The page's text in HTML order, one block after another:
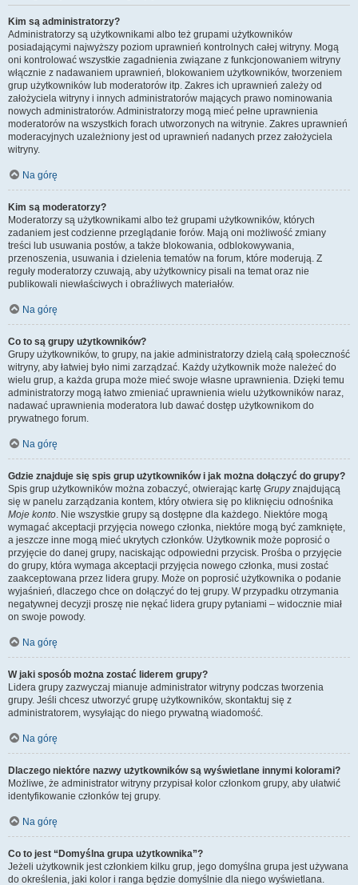
Kim są administratorzy?
Administratorzy są użytkownikami albo też grupami użytkowników
posiadającymi najwyższy poziom uprawnień kontrolnych całej witryny. Mogą
oni kontrolować wszystkie zagadnienia związane z funkcjonowaniem witryny
włącznie z nadawaniem uprawnień, blokowaniem użytkowników, tworzeniem
grup użytkowników lub moderatorów itp. Zakres ich uprawnień zależy od
założyciela witryny i innych administratorów mających prawo nominowania
nowych administratorów. Administratorzy mogą mieć pełne uprawnienia
moderatorów na wszystkich forach utworzonych na witrynie. Zakres uprawnień
moderacyjnych uzależniony jest od uprawnień nadanych przez założyciela
witryny.
Na górę
Kim są moderatorzy?
Moderatorzy są użytkownikami albo też grupami użytkowników, których
zadaniem jest codzienne przeglądanie forów. Mają oni możliwość zmiany
treści lub usuwania postów, a także blokowania, odblokowywania,
przenoszenia, usuwania i dzielenia tematów na forum, które moderują. Z
reguły moderatorzy czuwają, aby użytkownicy pisali na temat oraz nie
publikowali niewłaściwych i obraźliwych materiałów.
Na górę
Co to są grupy użytkowników?
Grupy użytkowników, to grupy, na jakie administratorzy dzielą całą społeczność
witryny, aby łatwiej było nimi zarządzać. Każdy użytkownik może należeć do
wielu grup, a każda grupa może mieć swoje własne uprawnienia. Dzięki temu
administratorzy mogą łatwo zmieniać uprawnienia wielu użytkowników naraz,
nadawać uprawnienia moderatora lub dawać dostęp użytkownikom do
prywatnego forum.
Na górę
Gdzie znajduje się spis grup użytkowników i jak można dołączyć do grupy?
Spis grup użytkowników można zobaczyć, otwierając kartę Grupyznajdującą
się w panelu zarządzania kontem, który otwiera się po kliknięciu odnośnika
Moje konto. Nie wszystkie grupy są dostępne dla każdego. Niektóre mogą
wymagać akceptacji przyjęcia nowego członka, niektóre mogą być zamknięte,
a jeszcze inne mogą mieć ukrytych członków. Użytkownik może poprosić o
przyjęcie do danej grupy, naciskając odpowiedni przycisk. Prośba o przyjęcie
do grupy, która wymaga akceptacji przyjęcia nowego członka, musi zostać
zaakceptowana przez lidera grupy. Może on poprosić użytkownika o podanie
wyjaśnień, dlaczego chce on dołączyć do tej grupy. W przypadku otrzymania
negatywnej decyzji proszę nie nękać lidera grupy pytaniami – widocznie miał
on swoje powody.
Na górę
W jaki sposób można zostać liderem grupy?
Lidera grupy zazwyczaj mianuje administrator witryny podczas tworzenia
grupy. Jeśli chcesz utworzyć grupę użytkowników, skontaktuj się z
administratorem, wysyłając do niego prywatną wiadomość.
Na górę
Dlaczego niektóre nazwy użytkowników są wyświetlane innymi kolorami?
Możliwe, że administrator witryny przypisał kolor członkom grupy, aby ułatwić
identyfikowanie członków tej grupy.
Na górę
Co to jest “Domyślna grupa użytkownika”?
Jeżeli użytkownik jest członkiem kilku grup, jego domyślna grupa jest używana
do określenia, jaki kolor i ranga będzie domyślnie dla niego wyświetlana.